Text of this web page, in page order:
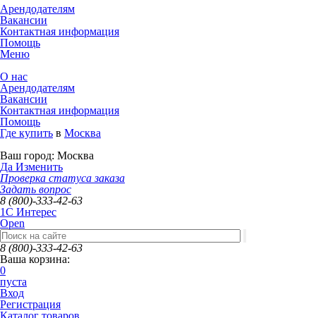
Арендодателям
Вакансии
Контактная информация
Помощь
Меню
О нас
Арендодателям
Вакансии
Контактная информация
Помощь
Где купить в Москва
Ваш город: Москва
Да Изменить
Проверка статуса заказа
Задать вопрос
8 (800)-333-42-63
1C Интерес
Open
8 (800)-333-42-63
Ваша корзина:
0
пуста
Вход
Регистрация
Каталог товаров